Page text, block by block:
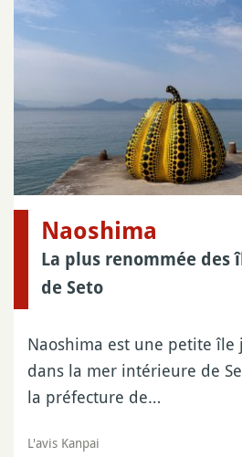
Naoshima
La plus renommée des
de Seto
Naoshima est une petite île
dans la mer intérieure de
la préfecture de…
L'avis Kanpai